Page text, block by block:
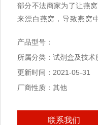
部分不法商家为了让燕
来漂白燕窝，导致燕窝
它用途。
产品型号：
所属分类：试剂盒及技术
更新时间：2021-05-31
厂商性质：其他
联系我们